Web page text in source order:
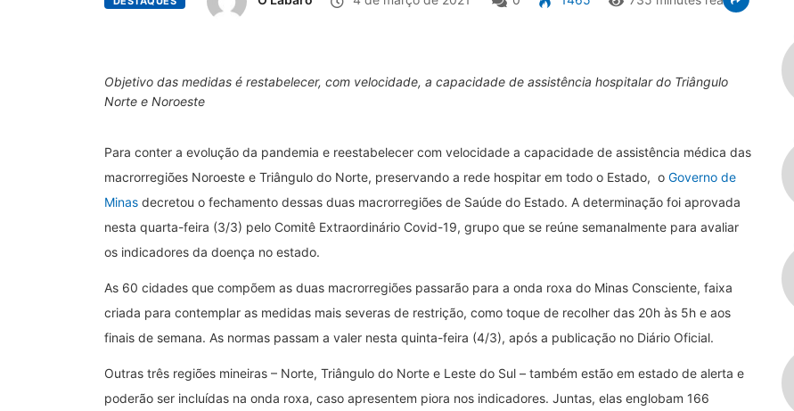
Objetivo das medidas é restabelecer, com velocidade, a capacidade de assistência hospitalar do Triângulo
Norte e Noroeste
Para conter a evolução da pandemia e reestabelecer com velocidade a capacidade de assistência médica das
macrorregiões Noroeste e Triângulo do Norte, preservando a rede hospitar em todo o Estado, o Governo de
Minas decretou o fechamento dessas duas macrorregiões de Saúde do Estado. A determinação foi aprovada
nesta quarta-feira (3/3) pelo Comitê Extraordinário Covid-19, grupo que se reúne semanalmente para avaliar
os indicadores da doença no estado.
As 60 cidades que compõem as duas macrorregiões passarão para a onda roxa do Minas Consciente, faixa
criada para contemplar as medidas mais severas de restrição, como toque de recolher das 20h às 5h e aos
finais de semana. As normas passam a valer nesta quinta-feira (4/3), após a publicação no Diário Oficial.
Outras três regiões mineiras – Norte, Triângulo do Norte e Leste do Sul – também estão em estado de alerta e
poderão ser incluídas na onda roxa, caso apresentem piora nos indicadores. Juntas, elas englobam 166